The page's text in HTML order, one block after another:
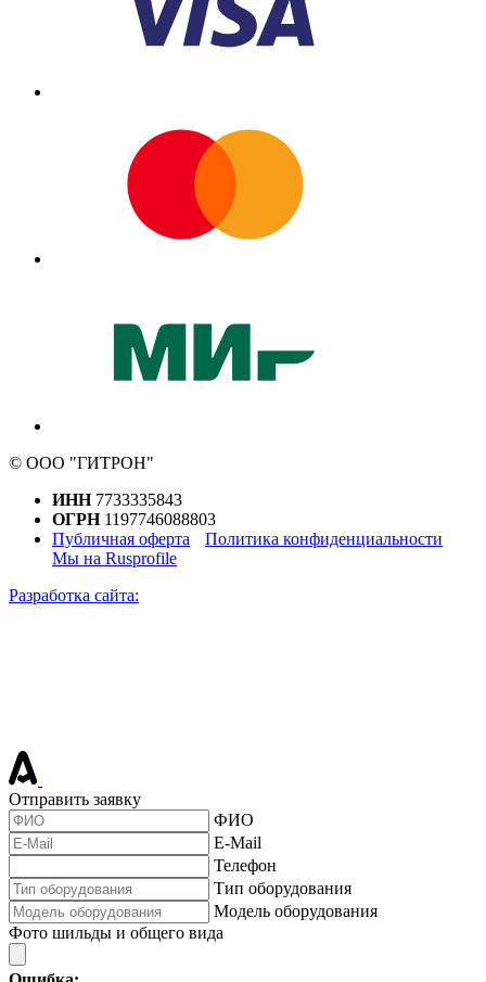
© ООО "ГИТРОН"
ИНН7733335843
ОГРН1197746088803
Публичная оферта
Политика конфиденциальности
Мы на Rusprofile
Разработка сайта:
Отправить заявку
ФИО
E-Mail
Телефон
Тип оборудования
Модель оборудования
Фото шильды и общего вида